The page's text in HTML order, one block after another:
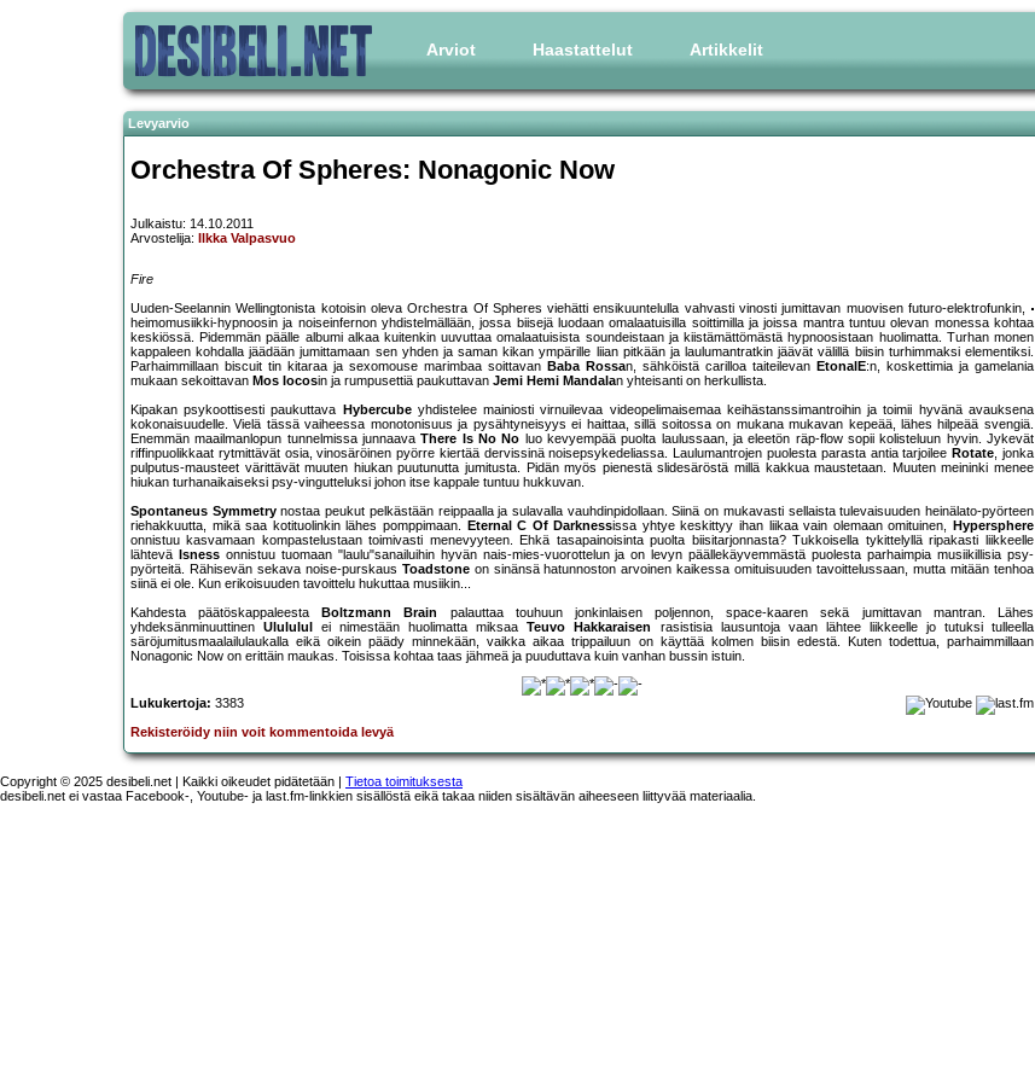
Arviot Haastattelut Artikkelit
Levyarvio
Orchestra Of Spheres: Nonagonic Now
Julkaistu: 14.10.2011
Arvostelija:
Ilkka Valpasvuo
Fire
Uuden-Seelannin Wellingtonista kotoisin oleva Orchestra Of Spheres viehätti ensikuuntelulla vahvasti vinosti jumittavan muovisen futuro-elektrofunkin,
heimomusiikki-hypnoosin ja noiseinfernon yhdistelmällään, jossa biisejä luodaan omalaatuisilla soittimilla ja joissa mantra tuntuu olevan monessa kohtaa
keskiössä. Pidemmän päälle albumi alkaa kuitenkin uuvuttaa omalaatuisista soundeistaan ja kiistämättömästä hypnoosistaan huolimatta. Turhan monen
kappaleen kohdalla jäädään jumittamaan sen yhden ja saman kikan ympärille liian pitkään ja laulumantratkin jäävät välillä biisin turhimmaksi elementiksi.
Parhaimmillaan biscuit tin kitaraa ja sexomouse marimbaa soittavan Baba Rossan, sähköistä carilloa taiteilevan EtonalE:n, koskettimia ja gamelania
mukaan sekoittavan Mos Iocosin ja rumpusettiä paukuttavan Jemi Hemi Mandalan yhteisanti on herkullista.
Kipakan psykoottisesti paukuttava
Hybercubeyhdistelee mainiosti virnuilevaa videopelimaisemaa keihästanssimantroihin ja toimii hyvänä avauksena
kokonaisuudelle. Vielä tässä vaiheessa monotonisuus ja pysähtyneisyys ei haittaa, sillä soitossa on mukana mukavan kepeää, lähes hilpeää svengiä.
Enemmän maailmanlopun tunnelmissa junnaavaThere Is No No luo kevyempää puolta laulussaan, ja eleetön räp-flow sopii kolisteluun hyvin. Jykevät
riffinpuolikkaat rytmittävät osia, vinosäröinen pyörre kiertää dervissinä noisepsykedeliassa. Laulumantrojen puolesta parasta antia tarjoilee Rotate, jonka
pulputus-mausteet värittävät muuten hiukan puutunutta jumitusta. Pidän myös pienestä slidesäröstä millä kakkua maustetaan. Muuten meininki menee
hiukan turhanaikaiseksi psy-vingutteluksi johon itse kappale tuntuu hukkuvan.
Spontaneus Symmetrynostaa peukut pelkästään reippaalla ja sulavalla vauhdinpidollaan. Siinä on mukavasti sellaista tulevaisuuden heinälato-pyörteen
riehakkuutta, mikä saa kotituolinkin lähes pomppimaan.
Eternal C Of Darknessissa yhtye keskittyy ihan liikaa vain olemaan omituinen,
Hypersphere
onnistuu kasvamaan kompastelustaan toimivasti menevyyteen. Ehkä tasapainoisinta puolta biisitarjonnasta? Tukkoisella tykittelyllä ripakasti liikkeelle
lähtevä
Isnessonnistuu tuomaan "laulu"sanailuihin hyvän nais-mies-vuorottelun ja on levyn päällekäyvemmästä puolesta parhaimpia musiikillisia psy-
pyörteitä. Rähisevän sekava noise-purskaus Toadstoneon sinänsä hatunnoston arvoinen kaikessa omituisuuden tavoittelussaan, mutta mitään tenhoa
siinä ei ole. Kun erikoisuuden tavoittelu hukuttaa musiikin...
Kahdesta päätöskappaleesta
Boltzmann Brain
palauttaa touhuun jonkinlaisen poljennon, space-kaaren sekä jumittavan mantran. Lähes
yhdeksänminuuttinenUlululul ei nimestään huolimatta miksaaTeuvo Hakkaraisen
rasistisia lausuntoja vaan lähtee liikkeelle jo tutuksi tulleella
säröjumitusmaalailulaukalla eikä oikein päädy minnekään, vaikka aikaa trippailuun on käyttää kolmen biisin edestä. Kuten todettua, parhaimmillaan
Nonagonic Now on erittäin maukas. Toisissa kohtaa taas jähmeä ja puuduttava kuin vanhan bussin istuin.
Lukukertoja: 3383
Rekisteröidy niin voit kommentoida levyä
Copyright © 2025 desibeli.net | Kaikki oikeudet pidätetään | Tietoa toimituksesta
desibeli.net ei vastaa Facebook-, Youtube- ja last.fm-linkkien sisällöstä eikä takaa niiden sisältävän aiheeseen liittyvää materiaalia.